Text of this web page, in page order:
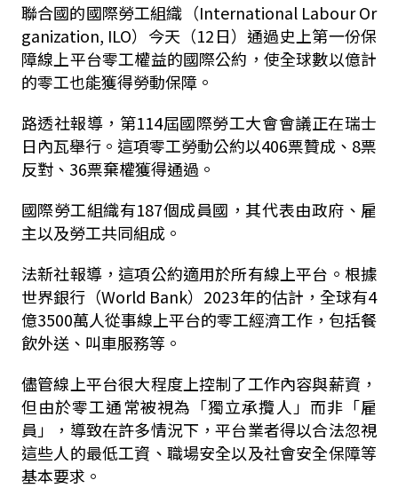
聯合國的國際勞工組織（International Labour Or
ganization, ILO）今天（12日）通過史上第一份保
障線上平台零工權益的國際公約，使全球數以億計
的零工也能獲得勞動保障。
路透社報導，第114屆國際勞工大會會議正在瑞士
日內瓦舉行。這項零工勞動公約以406票贊成、8票
反對、36票棄權獲得通過。
國際勞工組織有187個成員國，其代表由政府、雇
主以及勞工共同組成。
法新社報導，這項公約適用於所有線上平台。根據
世界銀行（World Bank）2023年的估計，全球有4
億3500萬人從事線上平台的零工經濟工作，包括餐
飲外送、叫車服務等。
儘管線上平台很大程度上控制了工作內容與薪資，
但由於零工通常被視為「獨立承攬人」而非「雇
員」，導致在許多情況下，平台業者得以合法忽視
這些人的最低工資、職場安全以及社會安全保障等
基本要求。